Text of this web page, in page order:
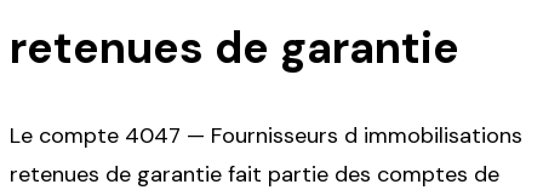
retenues de garantie
Le compte 4047 — Fournisseurs d immobilisations
retenues de garantie fait partie des comptes de